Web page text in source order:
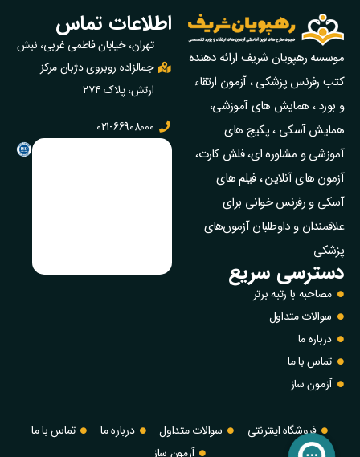
موسسه رهپویان شریف ارائه دهنده
کتب رفرنس پزشکی ، آزمون ارتقاء
و بورد ، همایش های آموزشی،
همایش آسکی ، پکیج‌ های
آموزشی و مشاوره‌ ای، فلش کارت،
آزمون‌ های آنلاین ، فیلم‌ های
آسکی و رفرنس خوانی برای
علاقمندان و داوطلبان آزمون‌های
پزشکی
دسترسی سریع
مصاحبه با رتبه برتر
سوالات متداول
درباره ما
تماس با ما
آزمون ساز
اطلاعات تماس
تهران، خیابان فاطمی غربی، نبش
جمالزاده روبروی دژبان مرکز
ارتش، پلاک ۲۷۴
021-66908000
فروشگاه اینترنتی سوالات متداول درباره ما
تماس با ما
آزمون ساز